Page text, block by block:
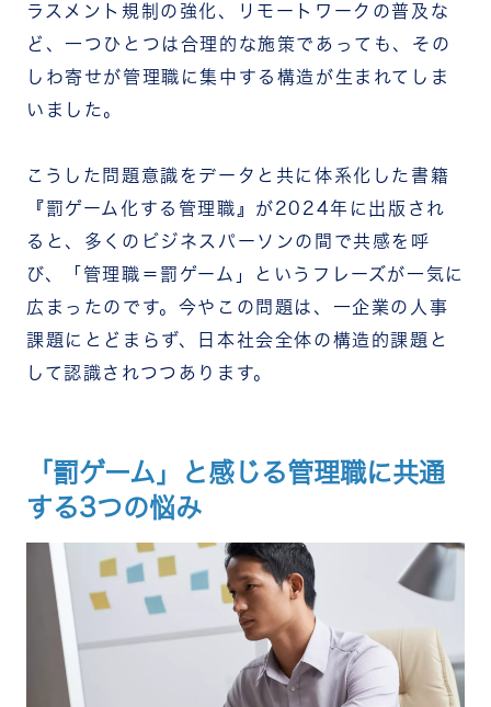
ラスメント規制の強化、リモートワークの普及な
ど、一つひとつは合理的な施策であっても、その
しわ寄せが管理職に集中する構造が生まれてしま
いました。
こうした問題意識をデータと共に体系化した書籍
『罰ゲーム化する管理職』が2024年に出版され
ると、多くのビジネスパーソンの間で共感を呼
び、「管理職＝罰ゲーム」というフレーズが一気に
広まったのです。今やこの問題は、一企業の人事
課題にとどまらず、日本社会全体の構造的課題と
して認識されつつあります。
「罰ゲーム」と感じる管理職に共通
する3つの悩み